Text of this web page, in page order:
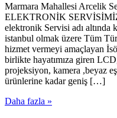
Marmara Mahallesi
ELEKTRONİK
elektronik Servisi adı altında
istanbul olmak üzere Tüm
hizmet vermeyi amaçlayan
birlikte hayatımıza giren
projeksiyon, kamera ,beyaz
ürünlerine kadar geniş […]
Daha fazla »